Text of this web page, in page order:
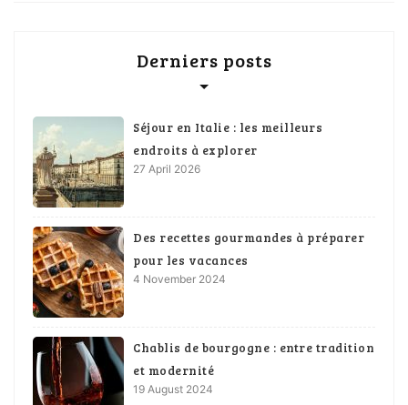
Derniers posts
Séjour en Italie : les meilleurs
endroits à explorer
27 April 2026
Des recettes gourmandes à préparer
pour les vacances
4 November 2024
Chablis de bourgogne : entre tradition
et modernité
19 August 2024